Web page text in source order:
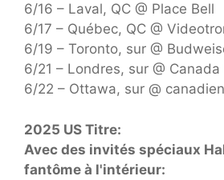
6/16 – Laval, QC @ Place Bell
6/17 – Québec, QC @
6/19 – Toronto, sur @
6/21 – Londres, sur @
6/22 – Ottawa, sur @
2025 US Titre:
Avec des invités spéciaux
fantôme à l'intérieur: